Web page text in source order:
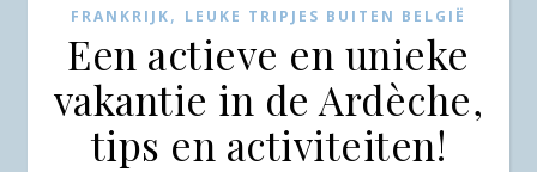
FRANKRIJK, LEUKE TRIPJES BUITEN BELGIË
Een actieve en unieke
vakantie in de Ardèche,
tips en activiteiten!